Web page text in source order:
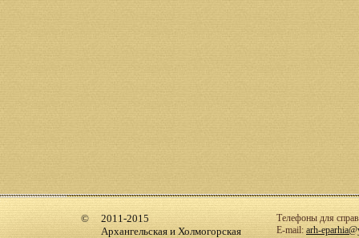
2011-2015
Архангельская и Холмогорская
Телефоны для
E-mail: arh-